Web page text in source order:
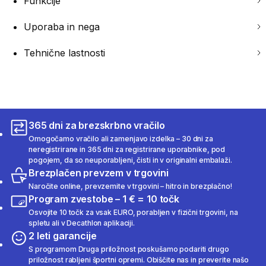
Uporaba in nega
Tehnične lastnosti
365 dni za brezskrbno vračilo
Omogočamo vračilo ali zamenjavo izdelka – 30 dni za
neregistrirane in 365 dni za registrirane uporabnike, pod
pogojem, da so neuporabljeni, čisti in v originalni embalaži.
Brezplačen prevzem v trgovini
Naročite online, prevzemite v trgovini – hitro in brezplačno!
Program zvestobe – 1 € = 10 točk
Osvojite 10 točk za vsak EURO, porabljen v fizični trgovini, na
spletu ali v Decathlon aplikaciji.
2 leti garancije
S programom Druga priložnost poskušamo podariti drugo
priložnost rabljeni športni opremi. Obiščite nas in preverite našo